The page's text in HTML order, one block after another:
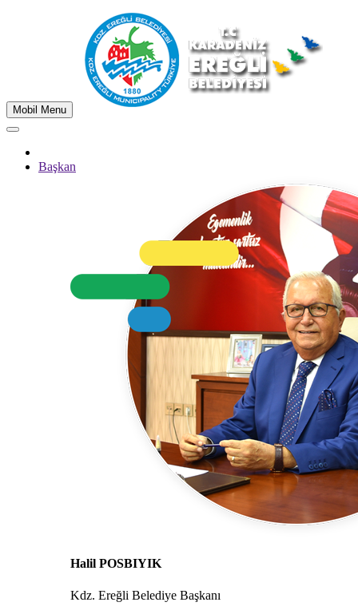
Mobil Menu
Başkan
Halil POSBIYIK
Kdz. Ereğli Belediye Başkanı